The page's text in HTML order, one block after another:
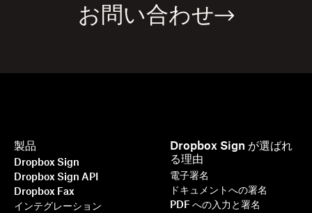
お問い合わせ
製品
Dropbox Sign
Dropbox Sign API
Dropbox Fax
インテグレーション
Dropbox Sign が選ばれ
る理由
電子署名
ドキュメントへの署名
PDF への入力と署名